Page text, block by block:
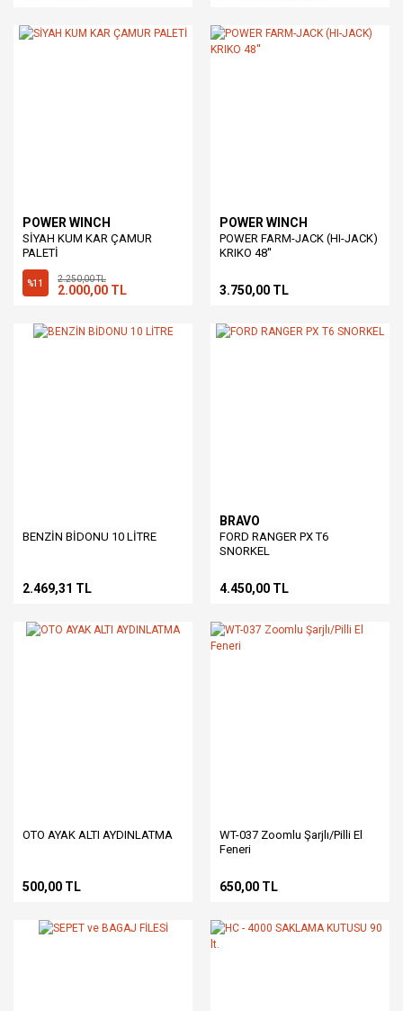
POWER WINCH
SİYAH KUM KAR ÇAMUR
PALETİ
%11 2.250,00 TL
2.000,00 TL
POWER WINCH
POWER FARM-JACK (HI-JACK)
KRIKO 48''
3.750,00 TL
BENZİN BİDONU 10 LİTRE
2.469,31 TL
BRAVO
FORD RANGER PX T6
SNORKEL
4.450,00 TL
OTO AYAK ALTI AYDINLATMA
500,00 TL
WT-037 Zoomlu Şarjlı/Pilli El
Feneri
650,00 TL